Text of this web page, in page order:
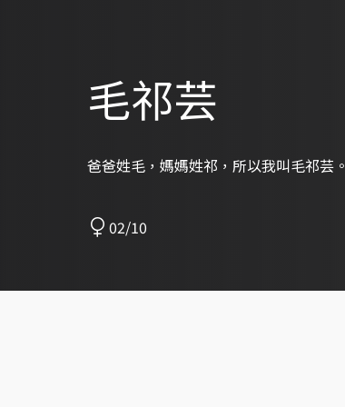
毛祁芸
爸爸姓毛，媽媽姓祁，所以我叫毛祁芸。
02/10